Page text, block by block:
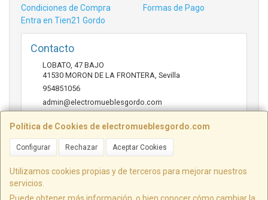
Política de Cookies de electromueblesgordo.com
Configurar Rechazar Aceptar Cookies
Utilizamos cookies propias y de terceros para mejorar nuestros
servicios.
Condiciones de Compra
Formas de Pago
Entra en Tien21 Gordo
Contacto
LOBATO, 47 BAJO
41530 MORON DE LA FRONTERA Sevilla
954851056
admin@electromueblesgordo.com
Horario
cerrado.